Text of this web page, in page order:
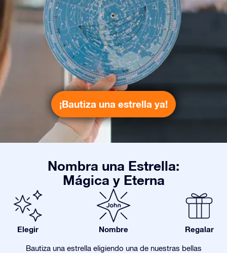
¡Bautiza una estrella ya!
Nombra una Estrella:
Mágica y Eterna
Elegir Nombre Regalar
Bautiza una estrella eligiendo una de nuestras bellas